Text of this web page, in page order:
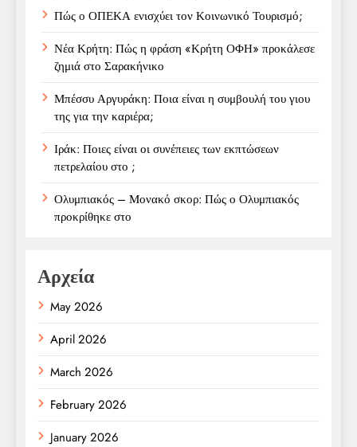
Πώς ο ΟΠΕΚΑ ενισχύει τον Κοινωνικό Τουρισμό;
Νέα Κρήτη: Πώς η φράση «Κρήτη ΟΦΗ» προκάλεσε
ζημιά στο Σαρακήνικο
Μπέσσυ Αργυράκη: Ποια είναι η συμβουλή του γιου
της για την καριέρα;
Ιράκ: Ποιες είναι οι συνέπειες των εκπτώσεων
πετρελαίου στο ;
Ολυμπιακός – Μονακό σκορ: Πώς ο Ολυμπιακός
προκρίθηκε στο
Αρχεία
May 2026
April 2026
March 2026
February 2026
January 2026